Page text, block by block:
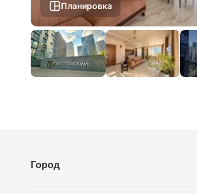
Планировка
Город